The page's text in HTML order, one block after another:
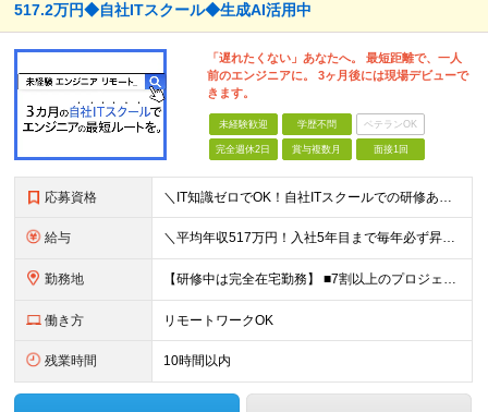
517.2万円◆自社ITスクール◆生成AI活用中
「遅れたくない」あなたへ。 最短距離で、一人
前のエンジニアに。 3ヶ月後には現場デビューで
きます。
未経験歓迎 学歴不問 ベテランOK
完全週休2日 賞与複数月 面接1回
応募資格 ＼IT知識ゼロでOK！自社ITスクールでの研修あり／ ■完全未経験OK(文系出身70％) ■第二新卒歓迎 ■学歴不問 └社会人未経験の方も歓迎します！ 5名以上の採用を予定しているので、同期と入社も
給与 ＼平均年収517万円！入社5年目まで毎年必ず昇給／ ■賞与年3回 ■年収800万円以上も可 ■入社3年以上の平均年収469.2万円 月給23万2000円以上＋賞与年3回＋各種手当 ☆入社5年目まで最
勤務地 【研修中は完全在宅勤務】 ■7割以上のプロジェクトでリモートワークを導入 ■フルリモートもあり ■一都三県のプロジェクト先 ■転居を伴う転勤なし ＜プロジェクト先＞ 東京・神奈川・千葉・埼玉でのプロ
働き方 リモートワークOK
残業時間 10時間以内